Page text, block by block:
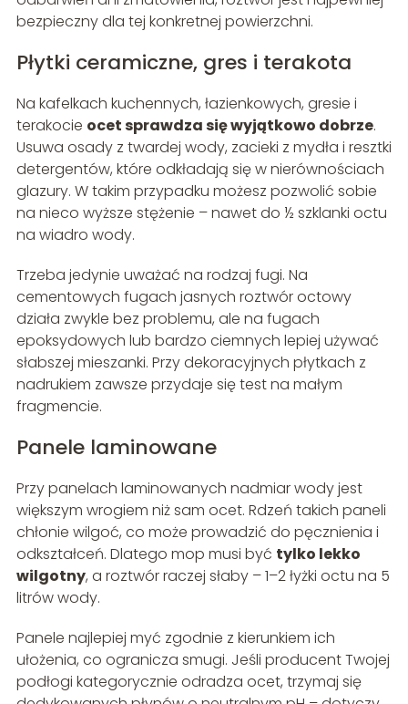
bezpieczny dla tej konkretnej powierzchni.
Płytki ceramiczne, gres i terakota
Na kafelkach kuchennych, łazienkowych, gresie i
terakocie ocet sprawdza się wyjątkowo dobrze.
Usuwa osady z twardej wody, zacieki z mydła i resztki
detergentów, które odkładają się w nierównościach
glazury. W takim przypadku możesz pozwolić sobie
na nieco wyższe stężenie – nawet do ½ szklanki octu
na wiadro wody.
Trzeba jedynie uważać na rodzaj fugi. Na
cementowych fugach jasnych roztwór octowy
działa zwykle bez problemu, ale na fugach
epoksydowych lub bardzo ciemnych lepiej używać
słabszej mieszanki. Przy dekoracyjnych płytkach z
nadrukiem zawsze przydaje się test na małym
fragmencie.
Panele laminowane
Przy panelach laminowanych nadmiar wody jest
większym wrogiem niż sam ocet. Rdzeń takich paneli
chłonie wilgoć, co może prowadzić do pęcznienia i
odkształceń. Dlatego mop musi być tylko lekko
wilgotny, a roztwór raczej słaby – 1–2 łyżki octu na 5
litrów wody.
Panele najlepiej myć zgodnie z kierunkiem ich
ułożenia, co ogranicza smugi. Jeśli producent Twojej
podłogi kategorycznie odradza ocet, trzymaj się